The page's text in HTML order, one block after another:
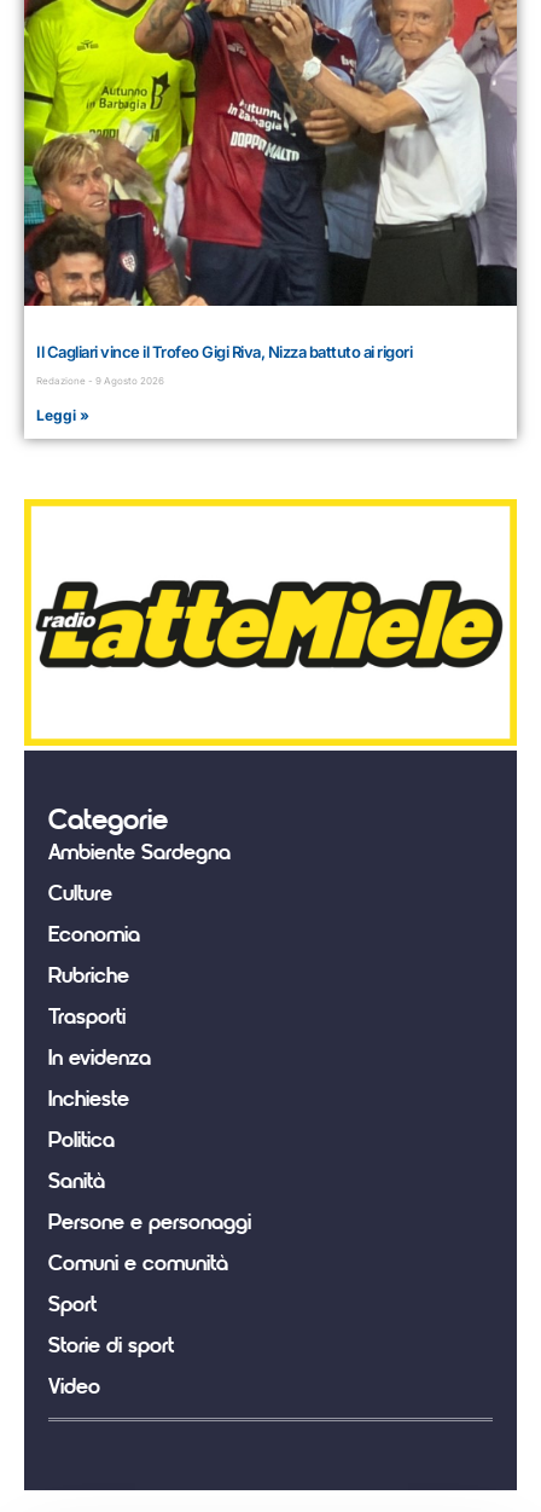
Il Cagliari vince il Trofeo Gigi Riva, Nizza battuto ai rigori
Redazione 9 Agosto 2026
Leggi »
Categorie
Ambiente Sardegna
Culture
Economia
Rubriche
Trasporti
In evidenza
Inchieste
Politica
Sanità
Persone e personaggi
Comuni e comunità
Sport
Storie di sport
Video